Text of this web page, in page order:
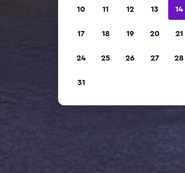
10 11 12 13 14
17 18 19 20 21
24 25 26 27 28
31